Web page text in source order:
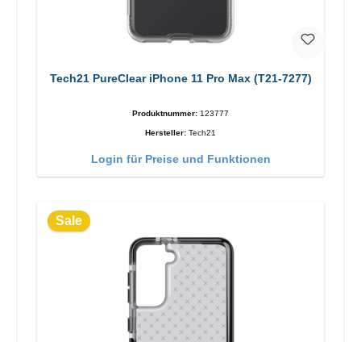
Tech21 PureClear iPhone 11 Pro Max (T21-7277)
Produktnummer: 123777
Hersteller: Tech21
Login für Preise und Funktionen
Sale